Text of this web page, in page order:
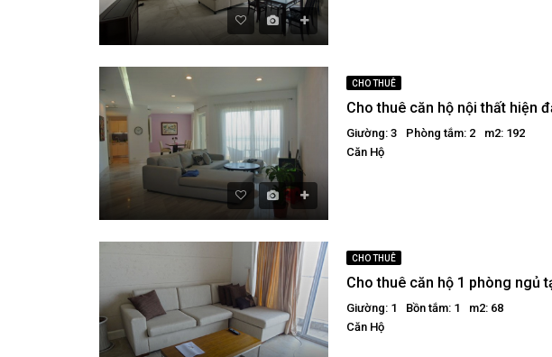
CHO THUÊ
Giường: 3 Phòng tắm: 2
m2: 192
Căn Hộ
CHO THUÊ
Giường: 1 Bồn tắm: 1
m2: 68
Căn Hộ